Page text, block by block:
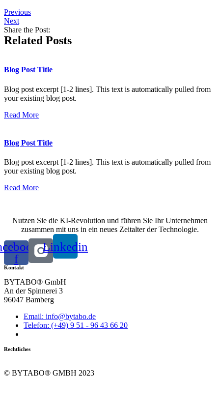
Previous
Next
Share the Post:
Related Posts
Blog Post Title
Blog post excerpt [1-2 lines]. This text is automatically pulled from
your existing blog post.
Read More
Blog Post Title
Blog post excerpt [1-2 lines]. This text is automatically pulled from
your existing blog post.
Read More
Nutzen Sie die KI-Revolution und führen Sie Ihr Unternehmen
zusammen mit uns in ein neues Zeitalter der Technologie.
f
Linkedin
Kontakt
BYTABO® GmbH
An der Spinnerei 3
96047 Bamberg
Email: info@bytabo.de
Telefon: (+49) 9 51 - 96 43 66 20
Rechtliches
© BYTABO® GMBH 2023